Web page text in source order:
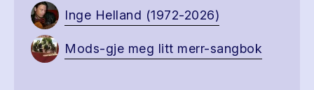
Inge Helland (1972-2026)
Mods-gje meg litt merr-sangbok